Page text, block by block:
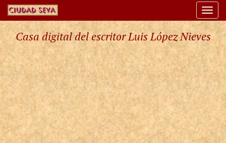
Casa digital del escritor Luis López Nieves